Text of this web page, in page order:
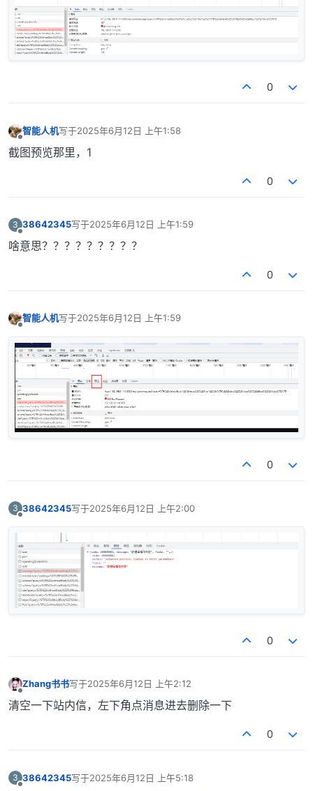
0
智能人机写于2025年6月12日 上午1:58
最后由 编辑
截图预览那里，1
0
3 38642345写于2025年6月12日 上午1:59
最后由 编辑
啥意思？？？？？？？？？
0
智能人机写于2025年6月12日 上午1:59
最后由 编辑
0
3 38642345写于2025年6月12日 上午2:00
最后由 编辑
0
离线
Zhang书书写于2025年6月12日 上午2:12
最后由 编辑
清空一下站内信，左下角点消息进去删除一下
0
3 38642345写于2025年6月12日 上午5:18
最后由 编辑